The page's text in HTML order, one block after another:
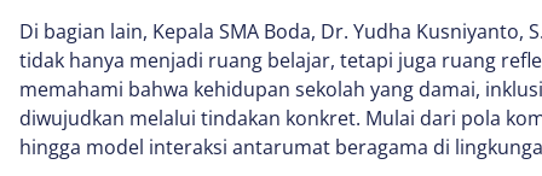
Di bagian lain, Kepala SMA Boda, Dr. Yudha Kusniyanto,
tidak hanya menjadi ruang belajar, tetapi juga ruang
memahami bahwa kehidupan sekolah yang damai,
diwujudkan melalui tindakan konkret. Mulai dari pola
hingga model interaksi antarumat beragama di